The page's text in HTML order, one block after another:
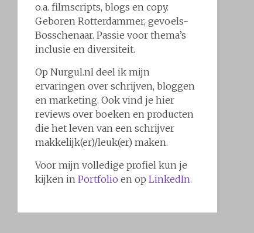
o.a. filmscripts, blogs en copy.
Geboren Rotterdammer, gevoels-
Bosschenaar. Passie voor thema’s
inclusie en diversiteit.
Op Nurgul.nl deel ik mijn
ervaringen over schrijven, bloggen
en marketing. Ook vind je hier
reviews over boeken en producten
die het leven van een schrijver
makkelijk(er)/leuk(er) maken.
Voor mijn volledige profiel kun je
kijken in Portfolio en op LinkedIn.